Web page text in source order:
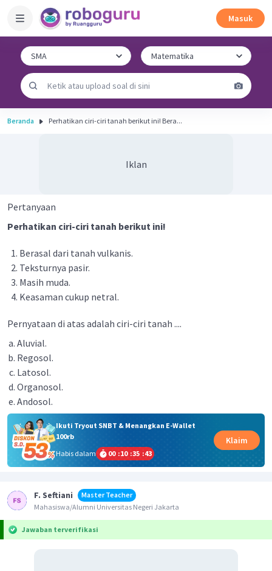
Masuk
Beranda Perhatikan ciri-ciri tanah berikut ini! Bera...
Iklan
Pertanyaan
Perhatikan ciri-ciri tanah berikut ini!
Berasal dari tanah vulkanis.
Teksturnya pasir.
Masih muda.
Keasaman cukup netral.
Pernyataan di atas adalah ciri-ciri tanah ....
Aluvial.
Regosol.
Latosol.
Organosol.
Andosol.
Ikuti Tryout SNBT & Menangkan E-Wallet
100rb
Habis dalam
00 :10 :35 :43
Klaim
F. Seftiani
Master Teacher
Mahasiswa/Alumni Universitas Negeri Jakarta
Jawaban terverifikasi